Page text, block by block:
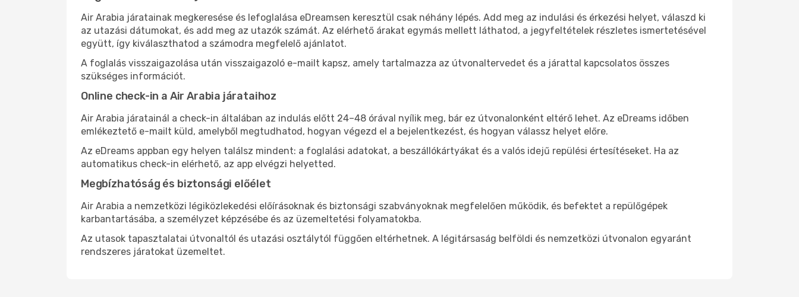
Air Arabia járatainak megkeresése és lefoglalása eDreamsen keresztül csak néhány lépés. Add meg az indulási és érkezési helyet, válaszd ki
az utazási dátumokat, és add meg az utazók számát. Az elérhető árakat egymás mellett láthatod, a jegyfeltételek részletes ismertetésével
együtt, így kiválaszthatod a számodra megfelelő ajánlatot.
A foglalás visszaigazolása után visszaigazoló e-mailt kapsz, amely tartalmazza az útvonaltervedet és a járattal kapcsolatos összes
szükséges információt.
Online check-in a Air Arabia járataihoz
Air Arabia járatainál a check-in általában az indulás előtt 24–48 órával nyílik meg, bár ez útvonalonként eltérő lehet. Az eDreams időben
emlékeztető e-mailt küld, amelyből megtudhatod, hogyan végezd el a bejelentkezést, és hogyan válassz helyet előre.
Az eDreams appban egy helyen találsz mindent: a foglalási adatokat, a beszállókártyákat és a valós idejű repülési értesítéseket. Ha az
automatikus check-in elérhető, az app elvégzi helyetted.
Megbízhatóság és biztonsági előélet
Air Arabia a nemzetközi légiközlekedési előírásoknak és biztonsági szabványoknak megfelelően működik, és befektet a repülőgépek
karbantartásába, a személyzet képzésébe és az üzemeltetési folyamatokba.
Az utasok tapasztalatai útvonaltól és utazási osztálytól függően eltérhetnek. A légitársaság belföldi és nemzetközi útvonalon egyaránt
rendszeres járatokat üzemeltet.